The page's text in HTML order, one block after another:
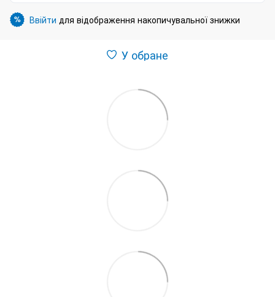
% Ввійти для відображення накопичувальної знижки
У обране